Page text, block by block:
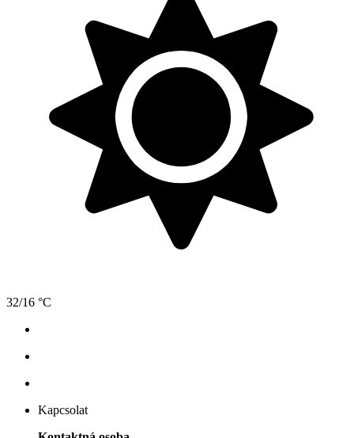
32/16 °C
Kapcsolat